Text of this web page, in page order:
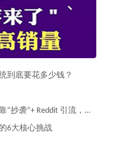
到底要花多少钱？
月入44万美金！这个程序员靠“抄袭”+ Reddit 引流，做出了全球爆款健身App
6大核心挑战